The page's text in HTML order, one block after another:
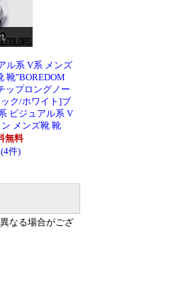
ル系 V系 メンズ
靴"BOREDOM
ップロングノー
ク/ホワイト]ブ
ビジュアル系 V
メンズ靴 靴
無料
(4件)
なる場合がござ